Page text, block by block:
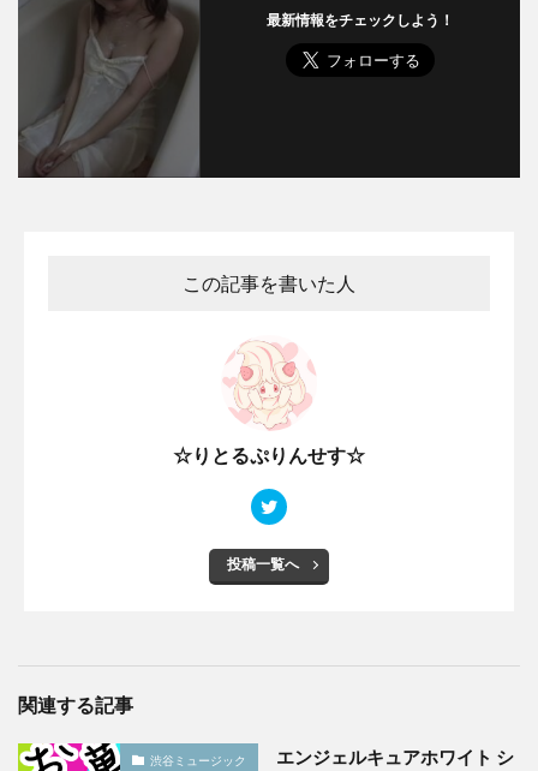
最新情報をチェックしよう！
この記事を書いた人
☆りとるぷりんせす☆
投稿一覧へ
関連する記事
渋谷ミュージック
エンジェルキュアホワイト シ